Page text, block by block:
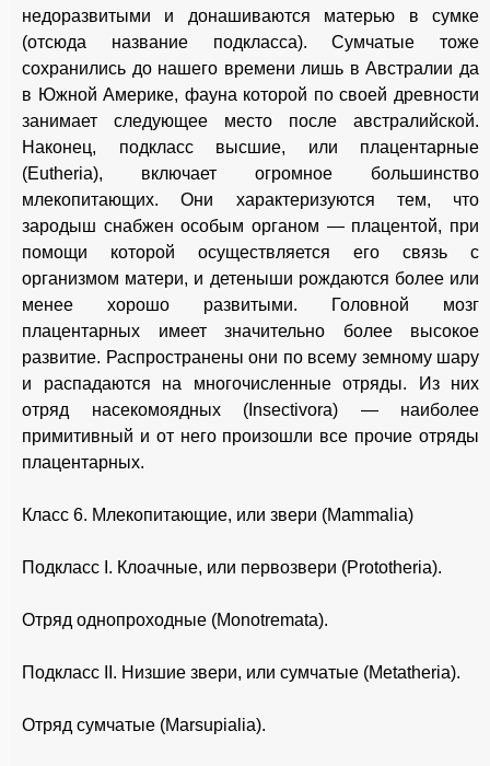
недоразвитыми и донашиваются матерью в сумке
(отсюда название подкласса). Сумчатые тоже
сохранились до нашего времени лишь в Австралии да
в Южной Америке, фауна которой по своей древности
занимает следующее место после австралийской.
Наконец, подкласс высшие, или плацентарные
(Eutheria), включает огромное большинство
млекопитающих. Они характеризуются тем, что
зародыш снабжен особым органом — плацентой, при
помощи которой осуществляется его связь с
организмом матери, и детеныши рождаются более или
менее хорошо развитыми. Головной мозг
плацентарных имеет значительно более высокое
развитие. Распространены они по всему земному шару
и распадаются на многочисленные отряды. Из них
отряд насекомоядных (Insectivora) — наиболее
примитивный и от него произошли все прочие отряды
плацентарных.
Класс 6. Млекопитающие, или звери (Mammalia)
Подкласс I. Клоачные, или первозвери (Prototheria).
Отряд однопроходные (Monotremata).
Подкласс II. Низшие звери, или сумчатые (Metatheria).
Отряд сумчатые (Marsupialia).